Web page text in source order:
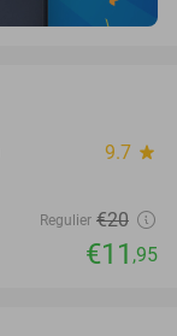
9.7 star
Regulier €20
€11 ,95